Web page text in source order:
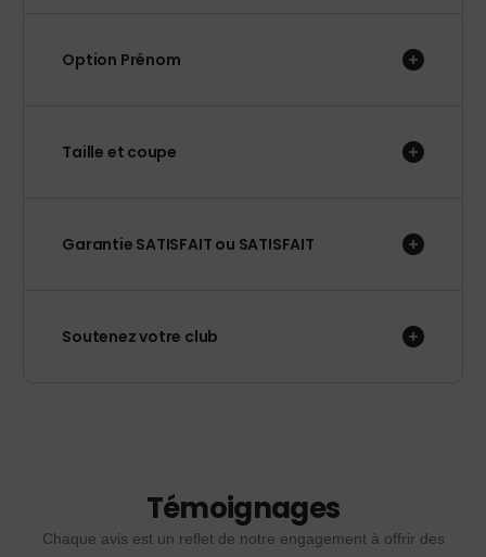
Option Prénom
Taille et coupe
Garantie SATISFAIT ou SATISFAIT
Soutenez votre club
Témoignages
Chaque avis est un reflet de notre engagement à offrir des